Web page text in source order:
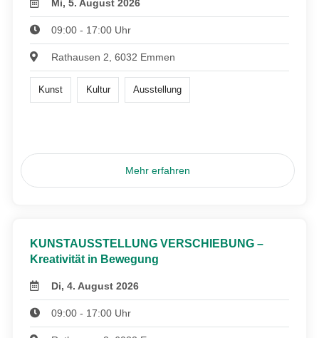
Mi, 5. August 2026
09:00 - 17:00 Uhr
Rathausen 2, 6032 Emmen
Kunst Kultur Ausstellung
Mehr erfahren
KUNSTAUSSTELLUNG VERSCHIEBUNG –
Kreativität in Bewegung
Di, 4. August 2026
09:00 - 17:00 Uhr